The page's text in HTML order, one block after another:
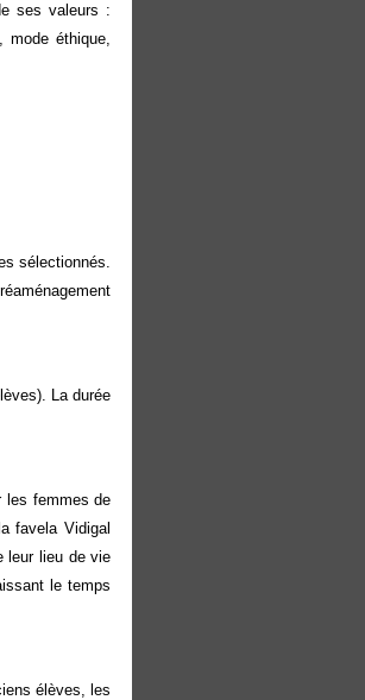
ses valeurs :
mode éthique,
sélectionnés.
La durée
les femmes de
favela Vidigal
leur lieu de vie
le temps
élèves, les